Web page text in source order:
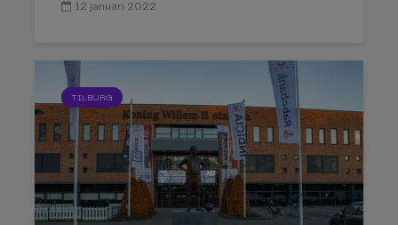
12 januari 2022
TILBURG